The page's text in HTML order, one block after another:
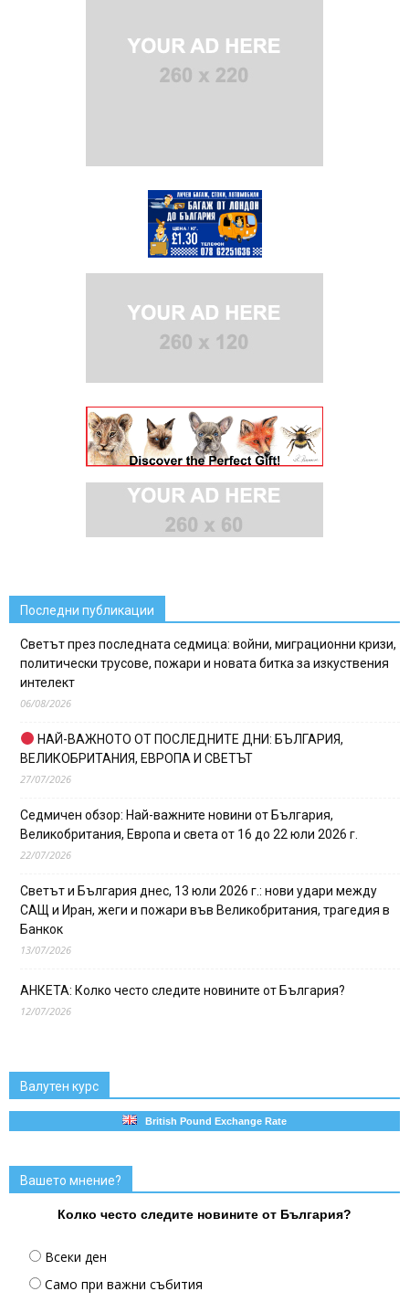
Последни публикации
Светът през последната седмица: войни, миграционни кризи,
политически трусове, пожари и новата битка за изкуствения
интелект
06/08/2026
НАЙ-ВАЖНОТО ОТ ПОСЛЕДНИТЕ ДНИ: БЪЛГАРИЯ,
ВЕЛИКОБРИТАНИЯ, ЕВРОПА И СВЕТЪТ
27/07/2026
Седмичен обзор: Най-важните новини от България,
Великобритания, Европа и света от 16 до 22 юли 2026 г.
22/07/2026
Светът и България днес, 13 юли 2026 г.: нови удари между
САЩ и Иран, жеги и пожари във Великобритания, трагедия в
Банкок
13/07/2026
АНКЕТА: Колко често следите новините от България?
12/07/2026
Валутен курс
British Pound Exchange Rate
Вашето мнение?
Колко често следите новините от България?
Всеки ден
Само при важни събития